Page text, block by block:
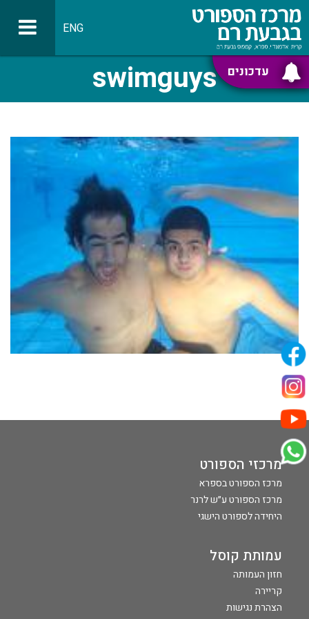
עדכונים
ENG
swimguys
מרכזי הספורט
מרכז הספורט בספרא
מרכז הספורט ע״ש לרנר
היחידה לספורט הישגי
עמותת קוסל
חזון העמותה
קריירה
הצהרת נגישות